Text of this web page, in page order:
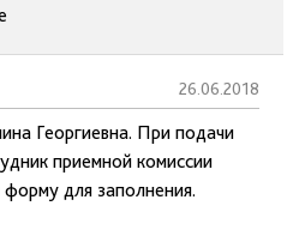
26.06.2018
Георгиевна. При подачи
приемной комиссии
для заполнения.